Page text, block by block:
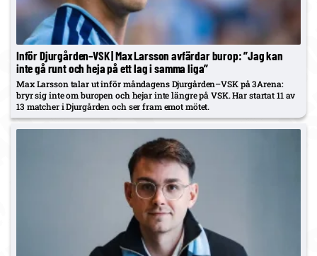
Inför Djurgården–VSK | Max Larsson avfärdar burop: ”Jag kan
inte gå runt och heja på ett lag i samma liga”
Max Larsson talar ut inför måndagens Djurgården–VSK på 3Arena:
bryr sig inte om buropen och hejar inte längre på VSK. Har startat 11 av
13 matcher i Djurgården och ser fram emot mötet.